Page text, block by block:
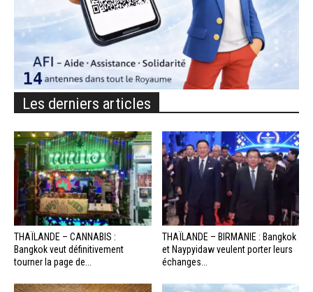
Les derniers articles
THAÏLANDE – CANNABIS :
Bangkok veut définitivement
tourner la page de...
THAÏLANDE – BIRMANIE : Bangkok
et Naypyidaw veulent porter leurs
échanges...